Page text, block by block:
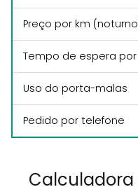
Preço por km
Tempo de espera
Uso do porta-malas
Pedido por telefone
Calculadora